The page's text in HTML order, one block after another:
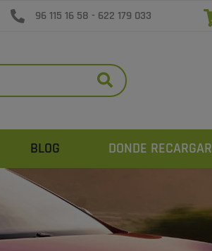
96 115 16 58 - 622 179 033
BLOG DONDE RECARGAR